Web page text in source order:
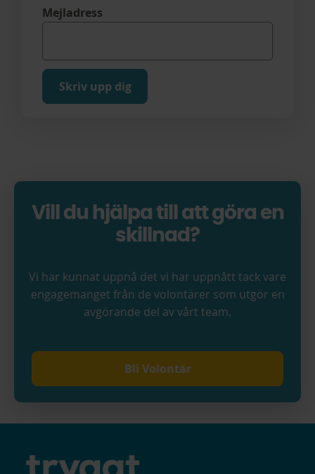
Mejladress
Skriv upp dig
Vill du hjälpa till att göra en
skillnad?
Vi har kunnat uppnå det vi har uppnått tack vare
engagemanget från de volontärer som utgör en
avgörande del av vårt team.
Bli Volontär